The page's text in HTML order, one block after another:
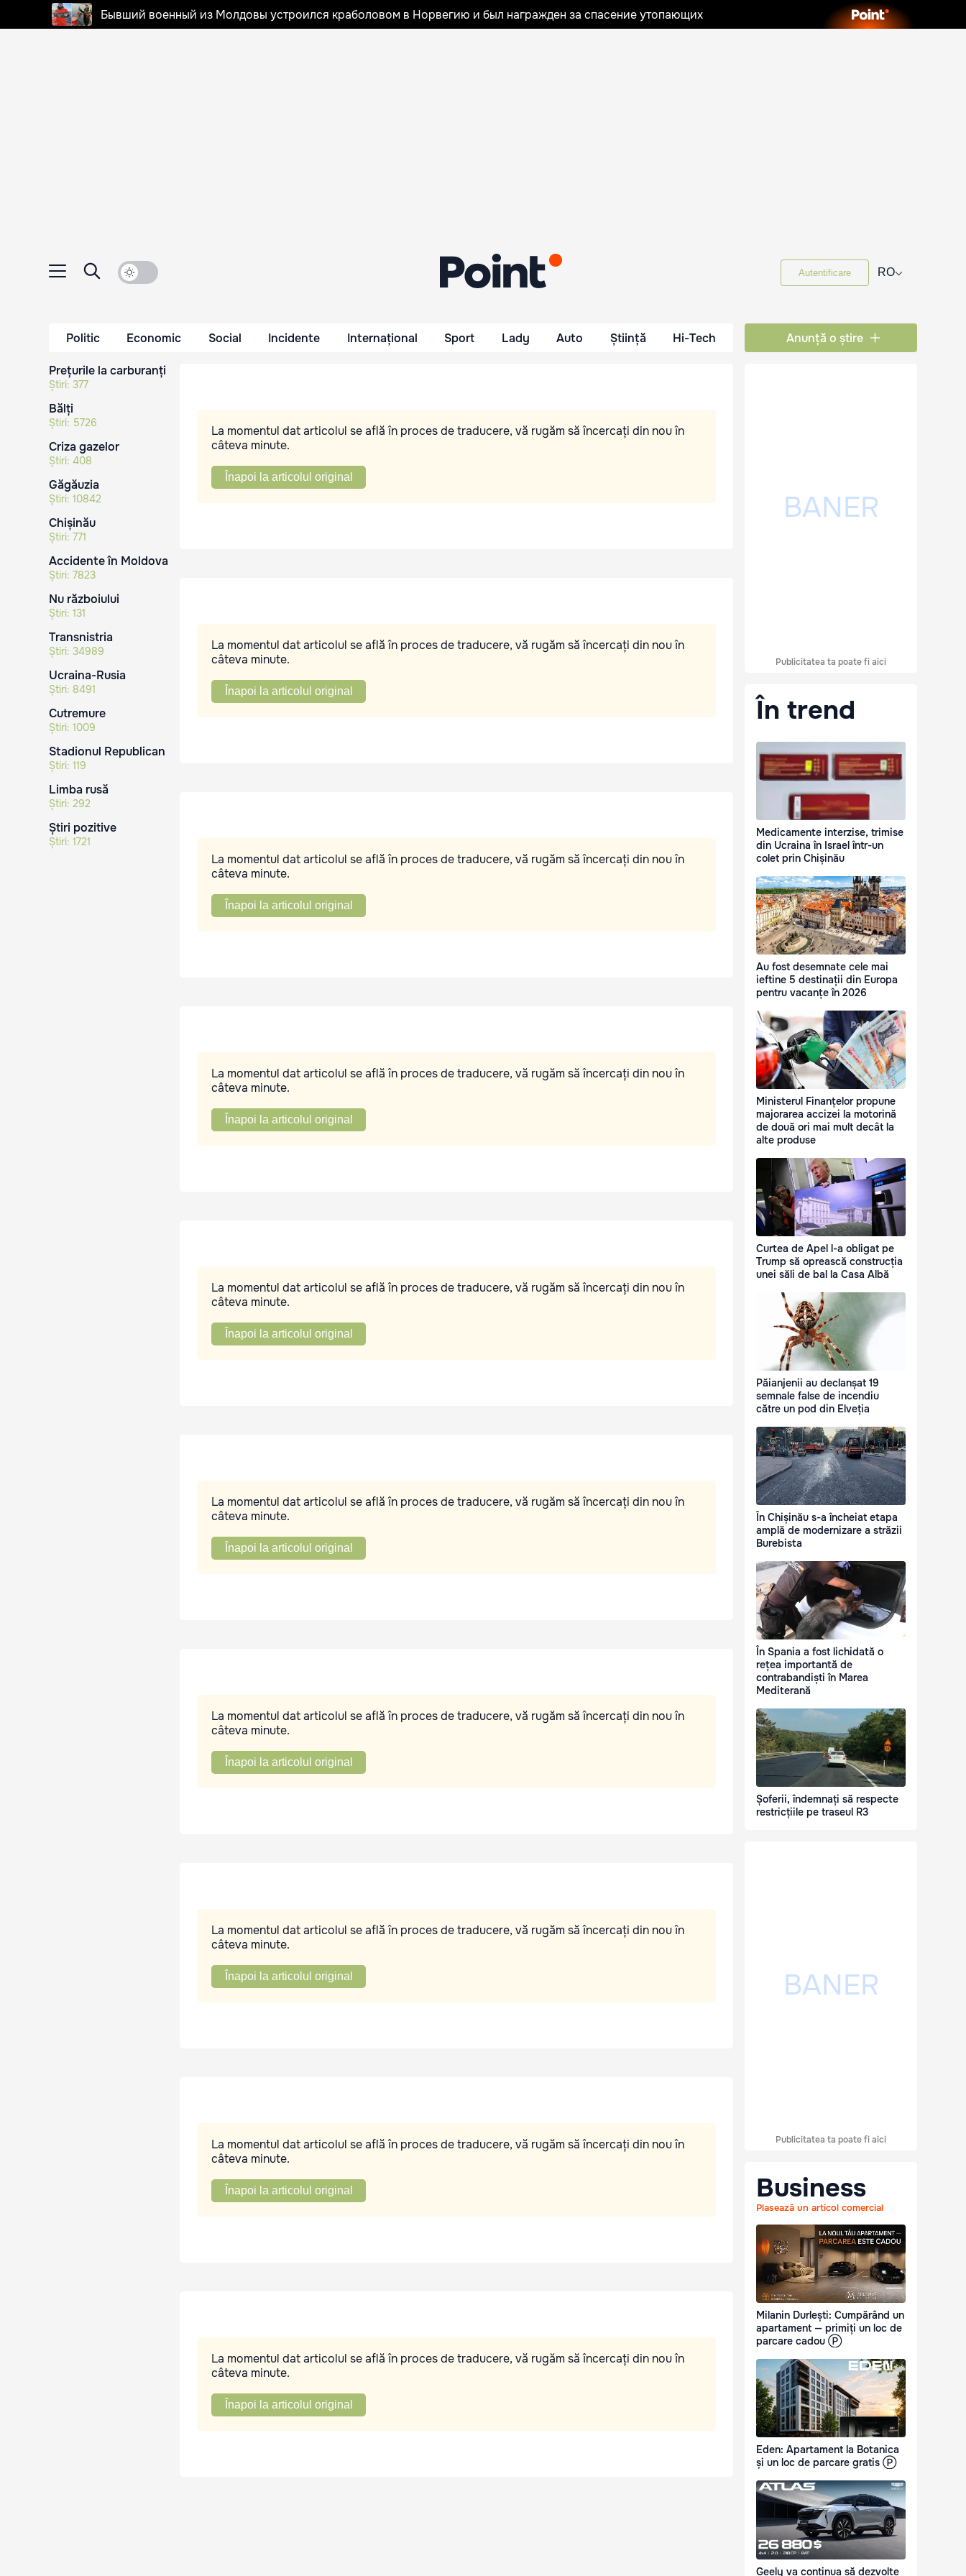
Бывший военный из Молдовы устроился краболовом в Норвегию и был награжден за спасение утопающих
Autentificare RO⌵
Politic Economic Social Incidente Internațional Sport Lady Auto Știință Hi-Tech Anunță o știre
Prețurile la carburanți
Știri: 377
Bălți
Știri: 5726
Criza gazelor
Știri: 408
Găgăuzia
Știri: 10842
Chișinău
Știri: 771
Accidente în Moldova
Știri: 7823
Nu războiului
Știri: 131
Transnistria
Știri: 34989
Ucraina-Rusia
Știri: 8491
Cutremure
Știri: 1009
Stadionul Republican
Știri: 119
Limba rusă
Știri: 292
Știri pozitive
Știri: 1721
La momentul dat articolul se află în proces de traducere, vă rugăm să încercați din nou în
câteva minute.
Înapoi la articolul original
La momentul dat articolul se află în proces de traducere, vă rugăm să încercați din nou în
câteva minute.
Înapoi la articolul original
La momentul dat articolul se află în proces de traducere, vă rugăm să încercați din nou în
câteva minute.
Înapoi la articolul original
La momentul dat articolul se află în proces de traducere, vă rugăm să încercați din nou în
câteva minute.
Înapoi la articolul original
La momentul dat articolul se află în proces de traducere, vă rugăm să încercați din nou în
câteva minute.
Înapoi la articolul original
La momentul dat articolul se află în proces de traducere, vă rugăm să încercați din nou în
câteva minute.
Înapoi la articolul original
La momentul dat articolul se află în proces de traducere, vă rugăm să încercați din nou în
câteva minute.
Înapoi la articolul original
La momentul dat articolul se află în proces de traducere, vă rugăm să încercați din nou în
câteva minute.
Înapoi la articolul original
La momentul dat articolul se află în proces de traducere, vă rugăm să încercați din nou în
câteva minute.
Înapoi la articolul original
La momentul dat articolul se află în proces de traducere, vă rugăm să încercați din nou în
câteva minute.
Înapoi la articolul original
Publicitatea ta poate fi aici
În trend
Medicamente interzise, trimise
din Ucraina în Israel într-un
colet prin Chișinău
Au fost desemnate cele mai
ieftine 5 destinații din Europa
pentru vacanțe în 2026
Ministerul Finanțelor propune
majorarea accizei la motorină
de două ori mai mult decât la
alte produse
Curtea de Apel l-a obligat pe
Trump să oprească construcția
unei săli de bal la Casa Albă
Păianjenii au declanșat 19
semnale false de incendiu
către un pod din Elveția
În Chișinău s-a încheiat etapa
amplă de modernizare a străzii
Burebista
În Spania a fost lichidată o
rețea importantă de
contrabandiști în Marea
Mediterană
Șoferii, îndemnați să respecte
restricțiile pe traseul R3
Publicitatea ta poate fi aici
Business
Plasează un articol comercial
Milanin Durlești: Cumpărând un
apartament — primiți un loc de
parcare cadou Ⓟ
Eden: Apartament la Botanica
și un loc de parcare gratis Ⓟ
Geely va continua să dezvolte